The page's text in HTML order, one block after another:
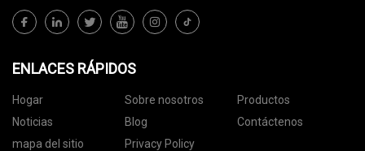
ENLACES RÁPIDOS
Hogar Sobre nosotros
Productos
Noticias
Blog
Contáctenos
mapa del sitio
Privacy Policy